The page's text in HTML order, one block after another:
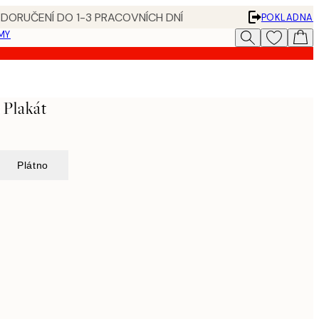
DO 1-3 PRACOVNÍCH DNÍ
POKLADNA
Plátno